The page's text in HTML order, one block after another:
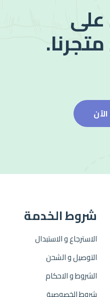
شروط الخدمة
الاسترجاع و الاستبدال
التوصيل و الشحن
الشروط و الاحكام